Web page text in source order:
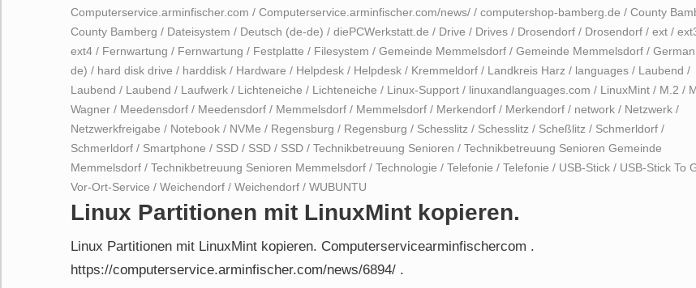
Computerservice.arminfischer.com / Computerservice.arminfischer.com/news/ / computershop-bamberg.de / County
County Bamberg / Dateisystem / Deutsch (de-de) / diePCWerkstatt.de / Drive / Drives / Drosendorf / Drosendorf / ext /
ext4 / Fernwartung / Fernwartung / Festplatte / Filesystem / Gemeinde Memmelsdorf / Gemeinde Memmelsdorf /
de) / hard disk drive / harddisk / Hardware / Helpdesk / Helpdesk / Kremmeldorf / Landkreis Harz / languages / Laubend /
Laubend / Laubend / Laufwerk / Lichteneiche / Lichteneiche / Linux-Support / linuxandlanguages.com / LinuxMint / M.2 /
Wagner / Meedensdorf / Meedensdorf / Memmelsdorf / Memmelsdorf / Merkendorf / Merkendorf / network / Netzwerk /
Netzwerkfreigabe / Notebook / NVMe / Regensburg / Regensburg / Schesslitz / Schesslitz / Scheßlitz / Schmerldorf /
Schmerldorf / Smartphone / SSD / SSD / SSD / Technikbetreuung Senioren / Technikbetreuung Senioren Gemeinde
Memmelsdorf / Technikbetreuung Senioren Memmelsdorf / Technologie / Telefonie / Telefonie / USB-Stick / USB-Stick To
Vor-Ort-Service / Weichendorf / Weichendorf / WUBUNTU
Linux Partitionen mit LinuxMint kopieren.
Linux Partitionen mit LinuxMint kopieren. Computerservicearminfischercom .
https://computerservice.arminfischer.com/news/6894/ .